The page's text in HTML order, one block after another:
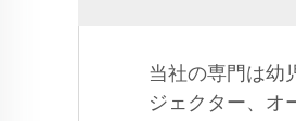
当社の専門は幼
ジェクター、オ